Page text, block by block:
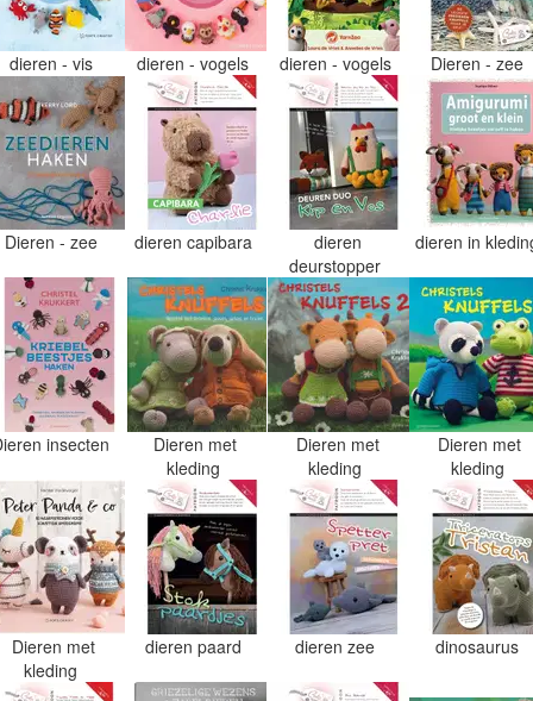
dieren - vis dieren - vogels dieren - vogels Dieren - zee
Dieren - zee dieren capibara
dieren
deurstopper
dieren in
insecten
Dieren met
kleding
Dieren met
kleding
Dieren met
kleding
Dieren met
kleding
dieren paard dieren zee dinosaurus